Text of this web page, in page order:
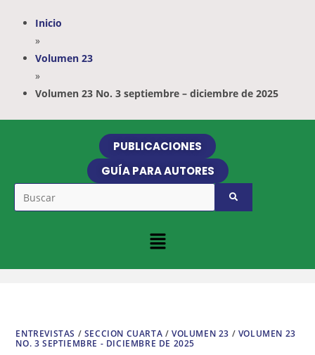
Inicio
»
Volumen 23
»
Volumen 23 No. 3 septiembre – diciembre de 2025
PUBLICACIONES
GUÍA PARA AUTORES
ENTREVISTAS / SECCION CUARTA /VOLUMEN 23 / VOLUMEN 23
NO. 3 SEPTIEMBRE - DICIEMBRE DE 2025